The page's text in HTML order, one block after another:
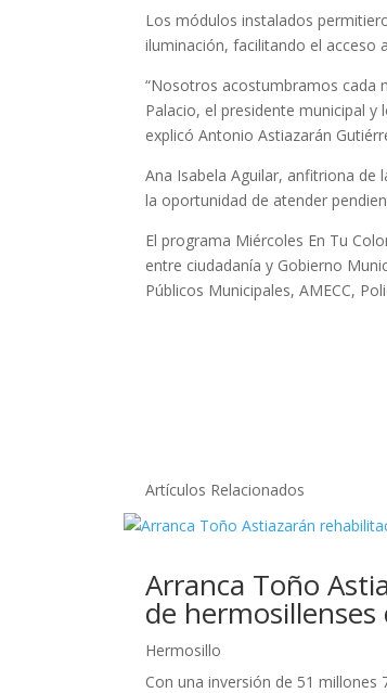
Los módulos instalados
iluminación, facilitando el acceso
“Nosotros acostumbramos cada
Palacio, el presidente municipal
explicó Antonio Astiazarán
Ana Isabela Aguilar, anfitriona
la oportunidad de atender
El programa Miércoles En Tu
entre ciudadanía y Gobierno
Públicos Municipales, AMECC,
Artículos Relacionados
Arranca Toño
de hermosillenses
Hermosillo
Con una inversión de 51